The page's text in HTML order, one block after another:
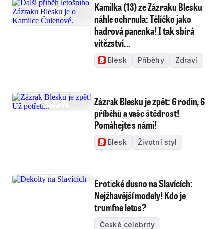
Kamilka (13) ze Zázraku Blesku
náhle ochrnula: Tělíčko jako
hadrová panenka! I tak sbírá
vítězství...
Blesk Příběhy Zdraví
Zázrak Blesku je zpět: 6 rodin, 6
příběhů a vaše štědrost!
Pomáhejte s námi!
Blesk Životní styl
Erotické dusno na Slavících:
Nejžhavější modely! Kdo je
trumfne letos?
České celebrity